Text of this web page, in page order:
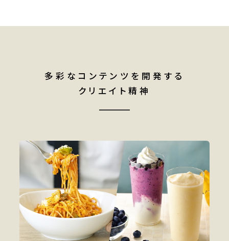
多彩なコンテンツを開発する
クリエイト精神